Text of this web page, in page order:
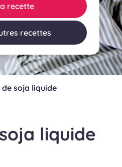
recette
recettes
de soja liquide
liquide